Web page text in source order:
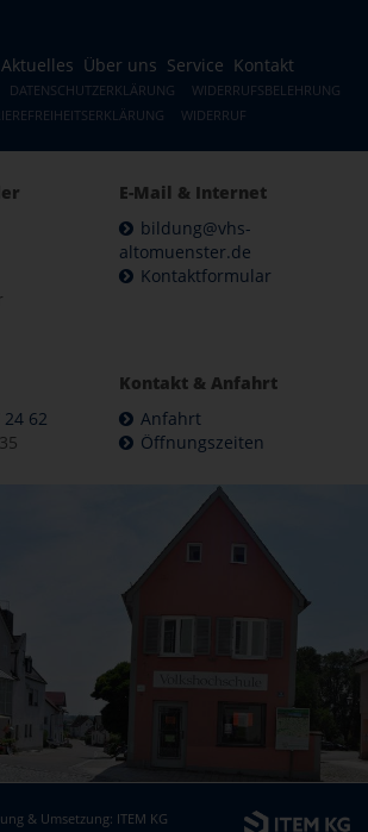
Aktuelles Über uns Service Kontakt
DATENSCHUTZERKLÄRUNG
WIDERRUFSBELEHRUNG
WIDERRUF
E-Mail & Internet
bildung@vhs-
altomuenster.de
Kontaktformular
62
Kontakt & Anfahrt
Anfahrt
Öffnungszeiten
& Umsetzung: ITEM KG